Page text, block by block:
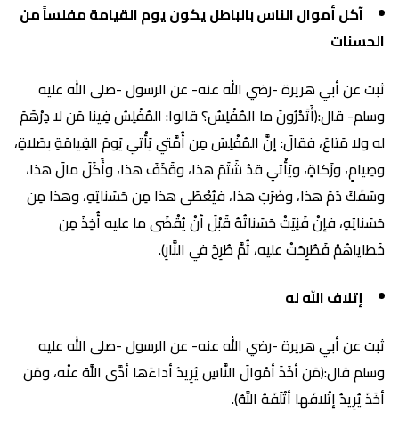
آكل أموال الناس بالباطل يكون يوم القيامة مفلساً من
الحسنات
ثبت عن أبي هريرة -رضي الله عنه- عن الرسول -صلى الله عليه
وسلم- قال:(أَتَدْرُونَ ما المُفْلِسُ؟ قالوا: المُفْلِسُ فِينا مَن لا دِرْهَمَ
له ولا مَتاعَ، فقالَ: إنَّ المُفْلِسَ مِن أُمَّتي يَأْتي يَومَ القِيامَةِ بصَلاةٍ،
وصِيامٍ، وزَكاةٍ، ويَأْتي قدْ شَتَمَ هذا، وقَذَفَ هذا، وأَكَلَ مالَ هذا،
وسَفَكَ دَمَ هذا، وضَرَبَ هذا، فيُعْطَى هذا مِن حَسَناتِهِ، وهذا مِن
حَسَناتِهِ، فإنْ فَنِيَتْ حَسَناتُهُ قَبْلَ أنْ يُقْضَى ما عليه أُخِذَ مِن
خَطاياهُمْ فَطُرِحَتْ عليه، ثُمَّ طُرِحَ في النَّارِ).
إتلاف الله له
ثبت عن أبي هريرة -رضي الله عنه- عن الرسول -صلى الله عليه
وسلم قال:(مَن أخَذَ أمْوالَ النَّاسِ يُرِيدُ أداءَها أدَّى اللَّهُ عنْه، ومَن
أخَذَ يُرِيدُ إتْلافَها أتْلَفَهُ اللَّهُ).